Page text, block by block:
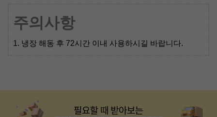
주의사항
1. 냉장 해동 후 72시간 이내 사용하시길 바랍니다.